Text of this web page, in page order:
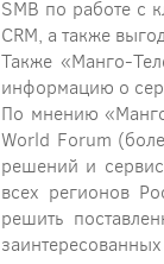
SMB по работе с
CRM, а также
Также «Манго-
информацию о
По мнению
World Forum
решений и
всех регионов
решить